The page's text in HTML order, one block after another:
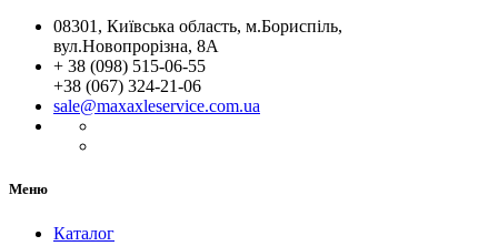
08301, Київська область, м.Бориспіль,
вул.Новопрорізна, 8А
+ 38 (098) 515-06-55
+38 (067) 324-21-06
sale@maxaxleservice.com.ua
Меню
Каталог